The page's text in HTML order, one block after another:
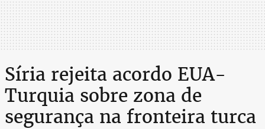
Síria rejeita acordo EUA-
Turquia sobre zona de
segurança na fronteira turca